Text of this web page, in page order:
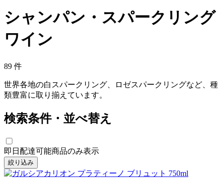
シャンパン・スパークリング
ワイン
89 件
世界各地の白スパークリング、ロゼスパークリングなど、種
類豊富に取り揃えています。
検索条件・並べ替え
即日配達可能商品のみ表示
絞り込み